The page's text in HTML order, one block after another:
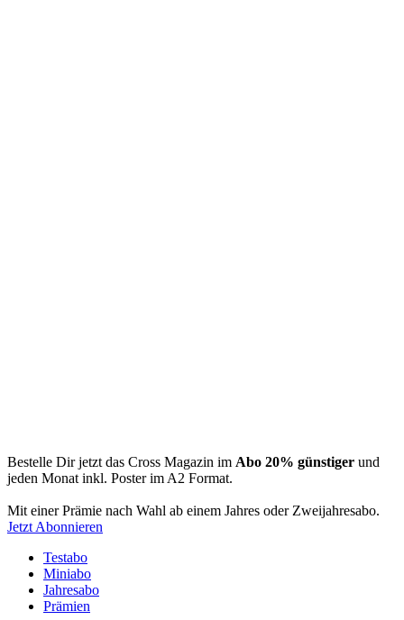
Bestelle Dir jetzt das Cross Magazin im Abo 20% günstiger und
jeden Monat inkl. Poster im A2 Format.
Mit einer Prämie nach Wahl ab einem Jahres oder Zweijahresabo.
Jetzt Abonnieren
Testabo
Miniabo
Jahresabo
Prämien